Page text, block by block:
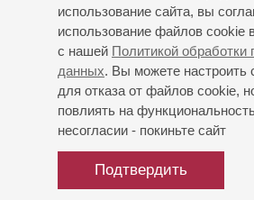
использование сайта, вы
использование файлов cookie
с нашей Политикой обработки
данных. Вы можете настроить
для отказа от файлов cookie,
повлиять на
несогласии - покиньте сайт
Подтвердить
Академический симфонический
филармонии
Дирижёр -Андрей Колясников;
Василий Степанов- виолончель
Вебер: Увертюра к опере
Концерт для гобоя с оркестром;
для виолончели с оркестром